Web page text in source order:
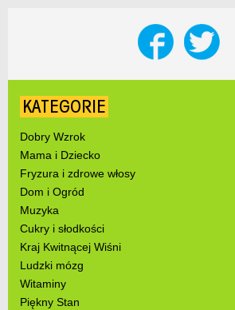
KATEGORIE
Dobry Wzrok
Mama i Dziecko
Fryzura i zdrowe włosy
Dom i Ogród
Muzyka
Cukry i słodkości
Kraj Kwitnącej Wiśni
Ludzki mózg
Witaminy
Piękny Stan